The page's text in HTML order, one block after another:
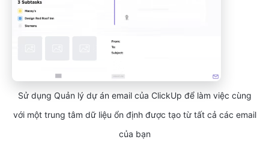
Sử dụng Quản lý dự án email của ClickUp để làm việc cùng
với một trung tâm dữ liệu ổn định được tạo từ tất cả các email
của bạn